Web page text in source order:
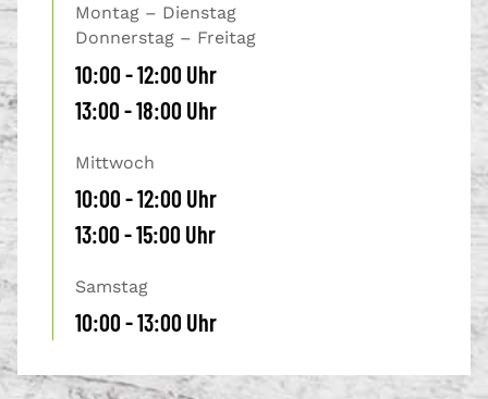
Montag – Dienstag
Donnerstag – Freitag
10:00 - 12:00 Uhr
13:00 - 18:00 Uhr
Mittwoch
10:00 - 12:00 Uhr
13:00 - 15:00 Uhr
Samstag
10:00 - 13:00 Uhr